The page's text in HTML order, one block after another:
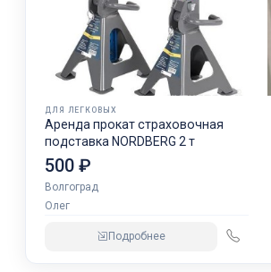
ДЛЯ ЛЕГКОВЫХ
Аренда прокат страховочная
подставка NORDBERG 2 т
500 ₽
Волгоград
Олег
Подробнее